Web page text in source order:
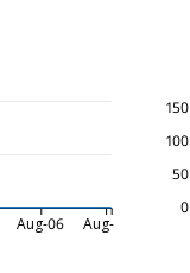
Aug-06 Aug-07
0
50
100
150